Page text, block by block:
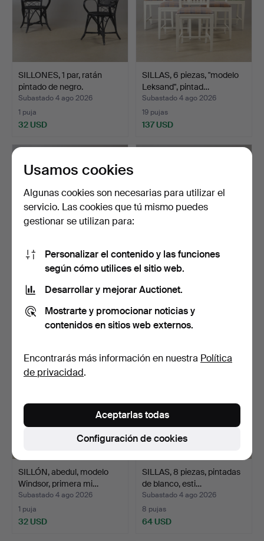
SILLONES, 1 par, ratán
pintado de negro.
Subastado 4 ago 2026
1 puja
32 USD
SILLAS, 6 piezas, "modelo
Leksand", pintad…
Subastado 4 ago 2026
19 pujas
137 USD
JUEGO DE COMEDOR, 9
piezas, tejo, estilo i…
Subastado 4 ago 2026
11 pujas
127 USD
ESCALERA DE PELDAÑO,
AWAB, metal.
5 pujas
53 USD
SILLÓN, abedul, modelo
Windsor, primera mi…
Subastado 4 ago 2026
1 puja
32 USD
SILLAS, 8 piezas, pintadas
de blanco, esti…
Subastado 4 ago 2026
8 pujas
64 USD
Usamos cookies
Algunas cookies son necesarias para utilizar el
servicio. Las cookies que tú mismo puedes
gestionar se utilizan para:
Personalizar el contenido y las funciones
según cómo utilices el sitio web.
Desarrollar y mejorar Auctionet.
Mostrarte y promocionar noticias y
contenidos en sitios web externos.
Encontrarás más información en nuestra Política
de privacidad.
Configuración de cookies
Aceptarlas todas